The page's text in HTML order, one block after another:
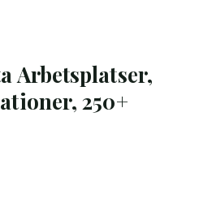
Arbetsplatser,
250+